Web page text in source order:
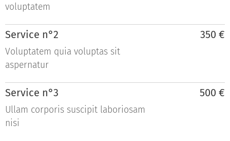
voluptatem
Service n°2
Voluptatem quia voluptas sit
aspernatur
350 €
Service n°3
Ullam corporis suscipit laboriosam
nisi
500 €